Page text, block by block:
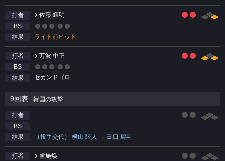
打者
佐藤 輝明
BS
結果
ライト前ヒット
打者
万波 中正
BS
結果
セカンドゴロ
9回表 韓国の攻撃
打者
BS
結果
（投手交代） 横山 陸人 → 田口 麗斗
打者
盧施焕